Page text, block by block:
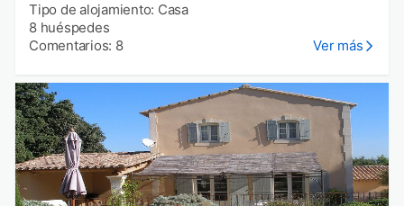
Tipo de alojamiento: Casa
8 huéspedes
Comentarios: 8
Ver más